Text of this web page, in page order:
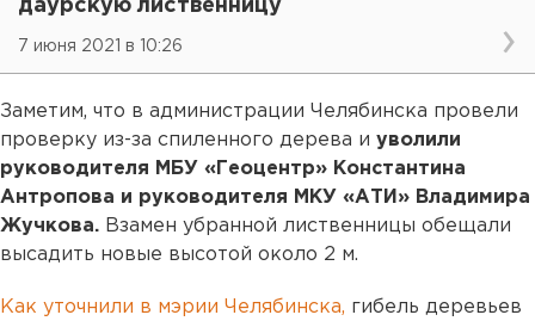
даурскую лиственницу
7 июня 2021 в 10:26
Заметим, что в администрации Челябинска провели
проверку из-за спиленного дерева и уволили
руководителя МБУ «Геоцентр» Константина
Антропова и руководителя МКУ «АТИ» Владимира
Жучкова. Взамен убранной лиственницы обещали
высадить новые высотой около 2 м.
Как уточнили в мэрии Челябинска, гибель деревьев